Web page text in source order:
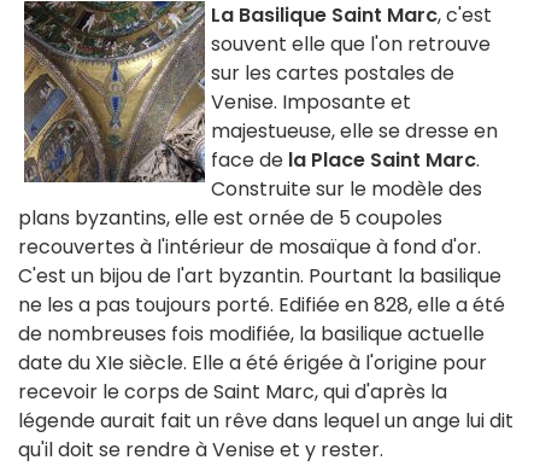
La Basilique Saint Marc, c'est
souvent elle que l'on retrouve
sur les cartes postales de
Venise. Imposante et
majestueuse, elle se dresse en
face de la Place Saint Marc.
Construite sur le modèle des
plans byzantins, elle est ornée de 5 coupoles
recouvertes à l'intérieur de mosaïque à fond d'or.
C'est un bijou de l'art byzantin. Pourtant la basilique
ne les a pas toujours porté. Edifiée en 828, elle a été
de nombreuses fois modifiée, la basilique actuelle
date du XIe siècle. Elle a été érigée à l'origine pour
recevoir le corps de Saint Marc, qui d'après la
légende aurait fait un rêve dans lequel un ange lui dit
qu'il doit se rendre à Venise et y rester.